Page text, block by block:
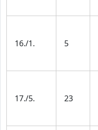
16./1. 5
17./5. 23